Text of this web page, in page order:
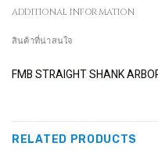
ADDITIONAL INFORMATION
สินค้าที่น่าสนใจ
FMB STRAIGHT SHANK
RELATED PRODUCTS